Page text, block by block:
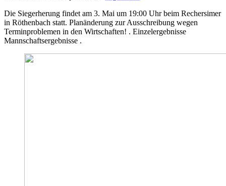
Die Siegerherung findet am 3. Mai um 19:00 Uhr beim Rechersimer
in Röthenbach statt. Planänderung zur Ausschreibung wegen
Terminproblemen in den Wirtschaften! . Einzelergebnisse
Mannschaftsergebnisse .